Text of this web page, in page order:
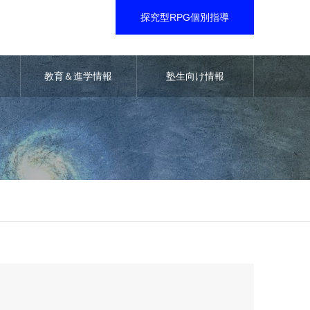
探究型RPG個別指導
教育＆進学情報 塾生向け情報